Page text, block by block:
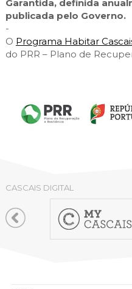
Garantida, definida
publicada pelo Governo.
-
O Programa Habitar
do PRR – Plano de
CASCAIS DIGITAL